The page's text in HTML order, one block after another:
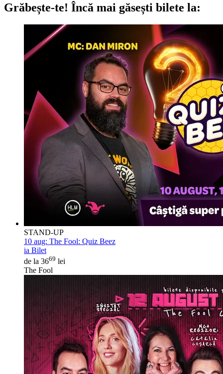
Grăbește-te! Încă mai găsești bilete la:
STAND-UP
10 aug: The Fool: Quiz Beez
ia Bilet
de la 3669 lei
The Fool